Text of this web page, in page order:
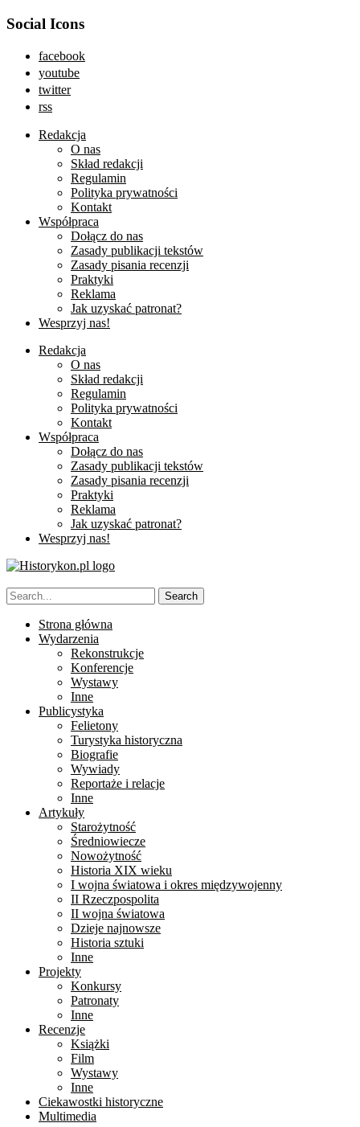
Social Icons
facebook
youtube
twitter
rss
Redakcja
O nas
Skład redakcji
Regulamin
Polityka prywatności
Kontakt
Współpraca
Dołącz do nas
Zasady publikacji tekstów
Zasady pisania recenzji
Praktyki
Reklama
Jak uzyskać patronat?
Wesprzyj nas!
Redakcja
O nas
Skład redakcji
Regulamin
Polityka prywatności
Kontakt
Współpraca
Dołącz do nas
Zasady publikacji tekstów
Zasady pisania recenzji
Praktyki
Reklama
Jak uzyskać patronat?
Wesprzyj nas!
Strona główna
Wydarzenia
Rekonstrukcje
Konferencje
Wystawy
Inne
Publicystyka
Felietony
Turystyka historyczna
Biografie
Wywiady
Reportaże i relacje
Inne
Artykuły
Starożytność
Średniowiecze
Nowożytność
Historia XIX wieku
I wojna światowa i okres międzywojenny
II Rzeczpospolita
II wojna światowa
Dzieje najnowsze
Historia sztuki
Inne
Projekty
Konkursy
Patronaty
Inne
Recenzje
Książki
Film
Wystawy
Inne
Ciekawostki historyczne
Multimedia